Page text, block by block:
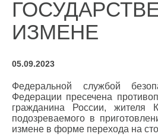
ИЗМЕНЕ
05.09.2023
Федеральной службой
Федерации пресечена
гражданина России, жителя
подозреваемого в
измене в форме перехода на